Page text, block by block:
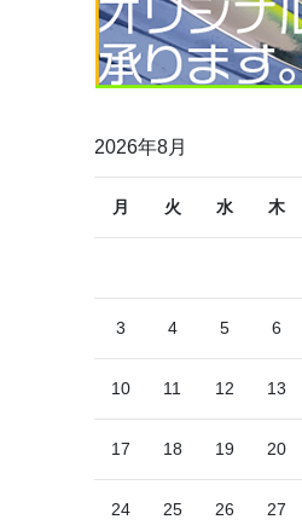
2026年8月
月 火 水 木
3 4 5 6
10 11 12 13
17 18 19 20
24 25 26 27